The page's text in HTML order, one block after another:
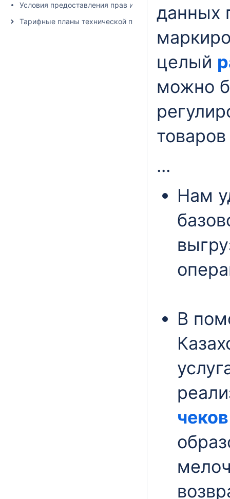
Условия предоставления прав использования
Тарифные планы технической поддержкиданных
целый
можно
...
Нам
В